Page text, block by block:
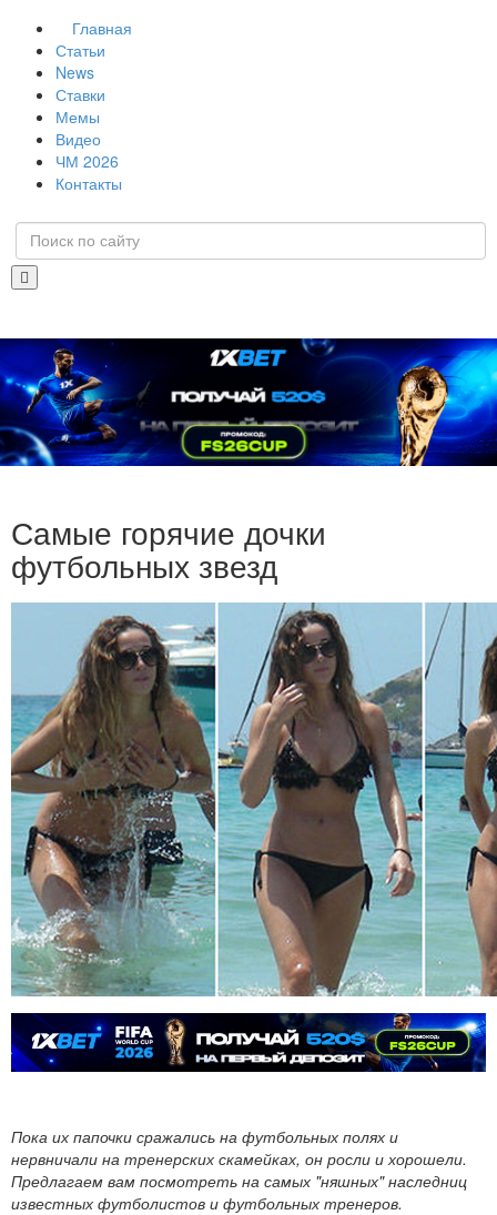
Главная
Статьи
News
Ставки
Мемы
Видео
ЧМ 2026
Контакты
Самые горячие дочки
футбольных звезд
Пока их папочки сражались на футбольных полях и
нервничали на тренерских скамейках, он росли и хорошели.
Предлагаем вам посмотреть на самых "няшных" наследниц
известных футболистов и футбольных тренеров.